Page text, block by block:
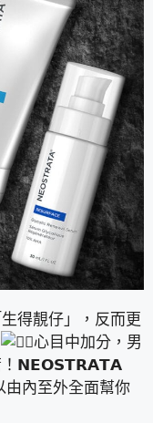
得靚仔」，反而更
心目中加分，男
！𝗡𝗘𝗢𝗦𝗧𝗥𝗔𝗧𝗔
由內至外全面幫你